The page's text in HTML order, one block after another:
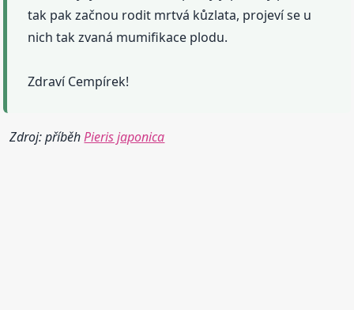
tak pak začnou rodit mrtvá kůzlata, projeví se u
nich tak zvaná mumifikace plodu.
Zdraví Cempírek!
Zdroj: příběhPieris japonica